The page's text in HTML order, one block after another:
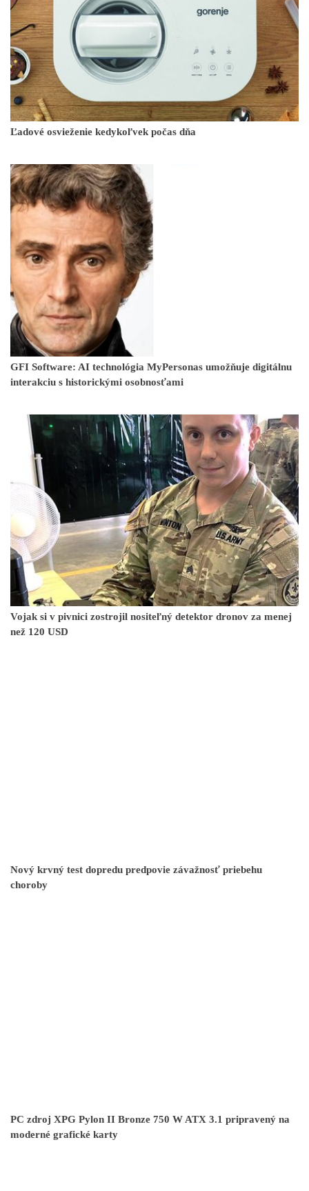
Ľadové osvieženie kedykoľvek počas dňa
GFI Software: AI technológia MyPersonas umožňuje digitálnu
interakciu s historickými osobnosťami
Vojak si v pivnici zostrojil nositeľný detektor dronov za menej
než 120 USD
Nový krvný test dopredu predpovie závažnosť priebehu
choroby
PC zdroj XPG Pylon II Bronze 750 W ATX 3.1 pripravený na
moderné grafické karty